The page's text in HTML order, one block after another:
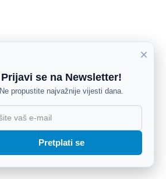
×
Prijavi se na Newsletter!
Ne propustite najvažnije vijesti dana.
Pretplati se